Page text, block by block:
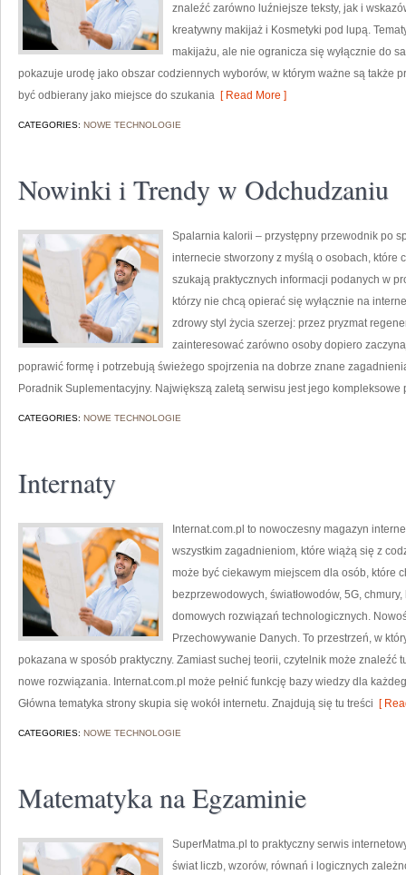
znaleźć zarówno luźniejsze teksty, jak i
kreatywny makijaż i Kosmetyki pod lupą.
makijażu, ale nie ogranicza się wyłącznie do
pokazuje urodę jako obszar codziennych wyborów, w którym ważne są także
być odbierany jako miejsce do szukania [ Read More ]
CATEGORIES: NOWE TECHNOLOGIE
Nowinki i Trendy w Odchudzaniu
Spalarnia kalorii – przystępny przewodnik po
internecie stworzony z myślą o osobach, które
szukają praktycznych informacji podanych w
którzy nie chcą opierać się wyłącznie na
zdrowy styl życia szerzej: przez pryzmat
zainteresować zarówno osoby dopiero
poprawić formę i potrzebują świeżego spojrzenia na dobrze znane
Poradnik Suplementacyjny. Największą zaletą serwisu jest jego
CATEGORIES: NOWE TECHNOLOGIE
Internaty
Internat.com.pl to nowoczesny magazyn
wszystkim zagadnieniom, które wiążą się z
może być ciekawym miejscem dla osób, które
bezprzewodowych, światłowodów, 5G,
domowych rozwiązań technologicznych.
Przechowywanie Danych. To przestrzeń, w
pokazana w sposób praktyczny. Zamiast suchej teorii, czytelnik może znaleźć
nowe rozwiązania. Internat.com.pl może pełnić funkcję bazy wiedzy dla
Główna tematyka strony skupia się wokół internetu. Znajdują się tu treści [
CATEGORIES: NOWE TECHNOLOGIE
Matematyka na Egzaminie
SuperMatma.pl to praktyczny serwis
świat liczb, wzorów, równań i logicznych